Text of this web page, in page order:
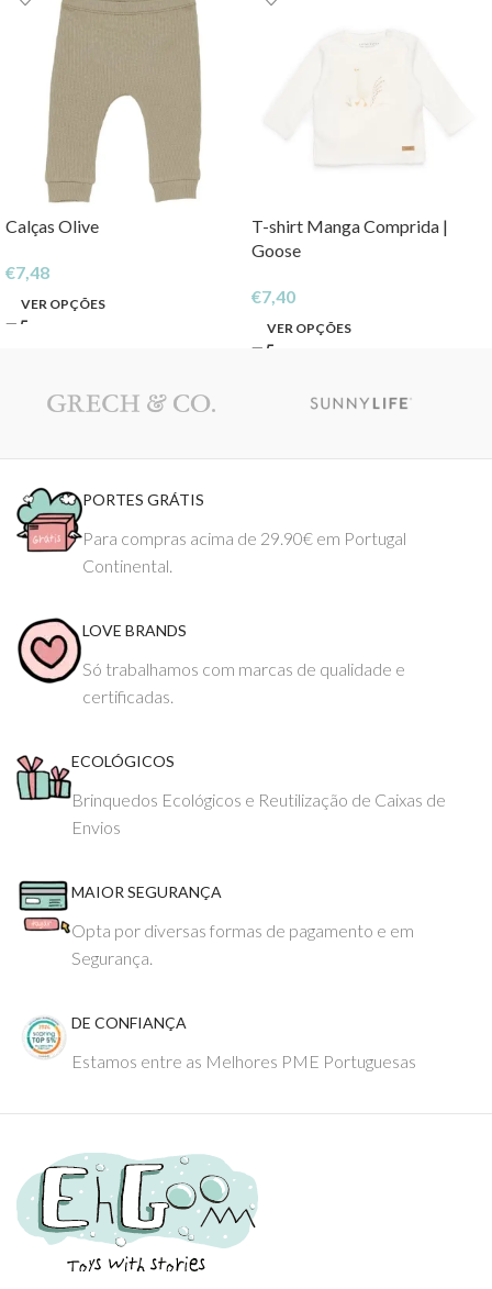
Calças Olive
€7,48
VER OPÇÕES
T-shirt Manga Comprida |
Goose
€7,40
VER OPÇÕES
PORTES GRÁTIS
Para compras acima de 29.90€ em Portugal
Continental.
LOVE BRANDS
Só trabalhamos com marcas de qualidade e
certificadas.
ECOLÓGICOS
Brinquedos Ecológicos e Reutilização de Caixas de
Envios
MAIOR SEGURANÇA
Opta por diversas formas de pagamento e em
Segurança.
DE CONFIANÇA
Estamos entre as Melhores PME Portuguesas